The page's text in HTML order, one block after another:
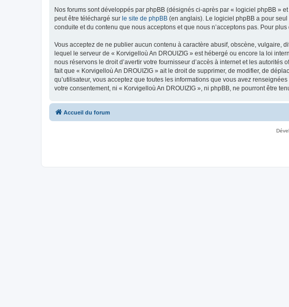
Nos forums sont développés par phpBB (désignés ci-après par « logiciel phpBB »
peut être téléchargé sur le site de phpBB (en anglais). Le logiciel phpBB a pour
conduite et du contenu que nous acceptons et que nous n’acceptons pas. Pour
Vous acceptez de ne publier aucun contenu à caractère abusif, obscène, vulgaire,
lequel le serveur de « Korvigelloù An DROUIZIG » est hébergé ou encore la loi
nous réservons le droit d’avertir votre fournisseur d’accès à internet et les
fait que « Korvigelloù An DROUIZIG » ait le droit de supprimer, de modifier, de
qu’utilisateur, vous acceptez que toutes les informations que vous avez
votre consentement, ni « Korvigelloù An DROUIZIG », ni phpBB, ne pourront être
Accueil du forum